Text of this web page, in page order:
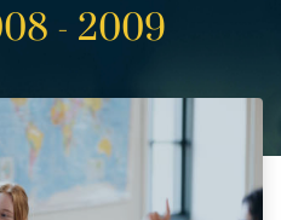
- 2009